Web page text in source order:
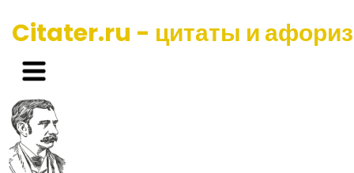
Citater.ru - цитаты и